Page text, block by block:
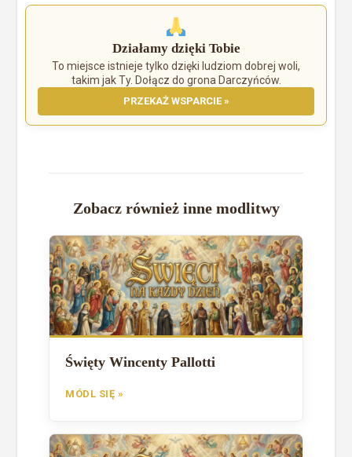
Działamy dzięki Tobie
To miejsce istnieje tylko dzięki ludziom dobrej woli,
takim jak Ty. Dołącz do grona Darczyńców.
PRZEKAŻ WSPARCIE »
Zobacz również inne modlitwy
Święty Wincenty Pallotti
MÓDL SIĘ »